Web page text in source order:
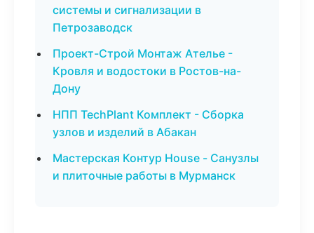
системы и сигнализации в
Петрозаводск
Проект-Строй Монтаж Ателье -
Кровля и водостоки в Ростов-на-
Дону
НПП TechPlant Комплект - Сборка
узлов и изделий в Абакан
Мастерская Контур House - Санузлы
и плиточные работы в Мурманск